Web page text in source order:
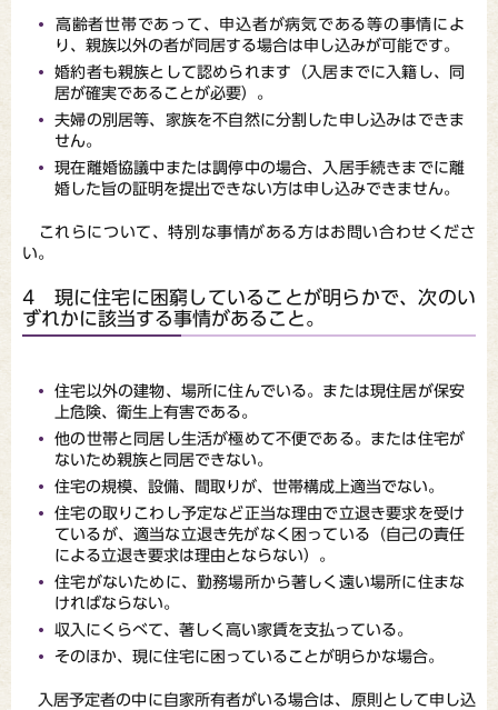
高齢者世帯であって、申込者が病気である等の事情によ
り、親族以外の者が同居する場合は申し込みが可能です。
婚約者も親族として認められます（入居までに入籍し、同
居が確実であることが必要）。
夫婦の別居等、家族を不自然に分割した申し込みはできま
せん。
現在離婚協議中または調停中の場合、入居手続きまでに離
婚した旨の証明を提出できない方は申し込みできません。
これらについて、特別な事情がある方はお問い合わせくださ
い。
4 現に住宅に困窮していることが明らかで、次のい
ずれかに該当する事情があること。
住宅以外の建物、場所に住んでいる。または現住居が保安
上危険、衛生上有害である。
他の世帯と同居し生活が極めて不便である。または住宅が
ないため親族と同居できない。
住宅の規模、設備、間取りが、世帯構成上適当でない。
住宅の取りこわし予定など正当な理由で立退き要求を受け
ているが、適当な立退き先がなく困っている（自己の責任
による立退き要求は理由とならない）。
住宅がないために、勤務場所から著しく遠い場所に住まな
ければならない。
収入にくらべて、著しく高い家賃を支払っている。
そのほか、現に住宅に困っていることが明らかな場合。
入居予定者の中に自家所有者がいる場合は、原則として申し込